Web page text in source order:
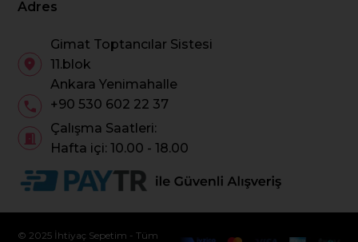
Adres
Gimat Toptancılar Sistesi
11.blok
Ankara Yenimahalle
+90 530 602 22 37
Çalışma Saatleri:
Hafta içi: 10.00 - 18.00
© 2025 İhtiyaç Sepetim - Tüm